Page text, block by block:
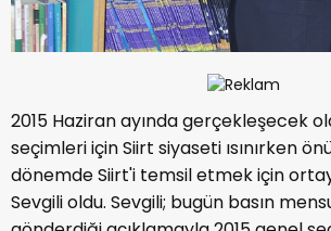
2015 Haziran ayında gerçekleşecek
seçimleri için Siirt siyaseti ısınırken
dönemde Siirt'i temsil etmek için
Sevgili oldu. Sevgili; bugün basın